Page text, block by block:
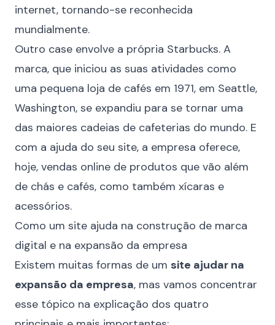
internet, tornando-se reconhecida
mundialmente.
Outro case envolve a própria Starbucks. A
marca, que iniciou as suas atividades como
uma pequena loja de cafés em 1971, em Seattle,
Washington, se expandiu para se tornar uma
das maiores cadeias de cafeterias do mundo. E
com a ajuda do seu site, a empresa oferece,
hoje, vendas online de produtos que vão além
de chás e cafés, como também xícaras e
acessórios.
Como um site ajuda na construção de marca
digital e na expansão da empresa
Existem muitas formas de um site ajudar na
expansão da empresa, mas vamos concentrar
esse tópico na explicação dos quatro